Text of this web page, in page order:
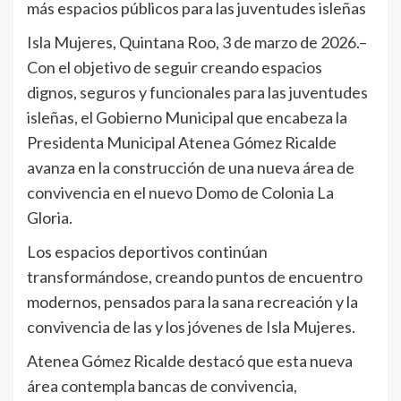
más espacios públicos para las juventudes isleñas
Isla Mujeres, Quintana Roo, 3 de marzo de 2026.–
Con el objetivo de seguir creando espacios
dignos, seguros y funcionales para las juventudes
isleñas, el Gobierno Municipal que encabeza la
Presidenta Municipal Atenea Gómez Ricalde
avanza en la construcción de una nueva área de
convivencia en el nuevo Domo de Colonia La
Gloria.
Los espacios deportivos continúan
transformándose, creando puntos de encuentro
modernos, pensados para la sana recreación y la
convivencia de las y los jóvenes de Isla Mujeres.
Atenea Gómez Ricalde destacó que esta nueva
área contempla bancas de convivencia,